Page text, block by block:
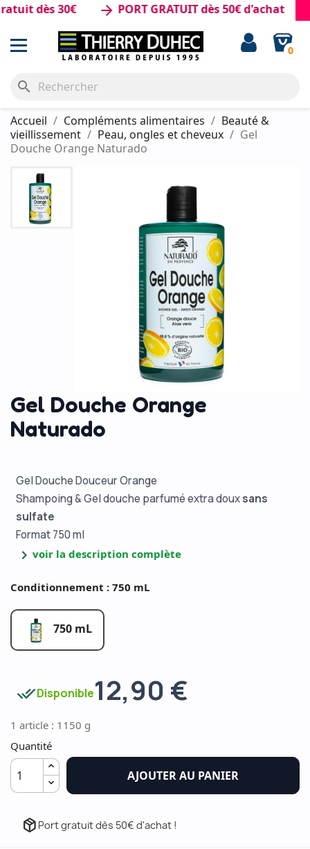
dès 30€ PORT GRATUIT dès 50€ d'achat
0
search
Accueil Compléments alimentaires
Beauté &
vieillissement
Peau, ongles et cheveux
Gel
Douche Orange Naturado
Gel Douche Orange
Naturado
Gel Douche Douceur Orange
Shampoing & Gel douche parfumé extra douxsans
sulfate
Format 750 ml
chevron_right voir la description complète
Conditionnement : 750 mL
750 mL
done_allDisponible12,90 €
1 article : 1150 g
Quantité
AJOUTER AU PANIER
package_2 Port gratuit dès 50€ d'achat !